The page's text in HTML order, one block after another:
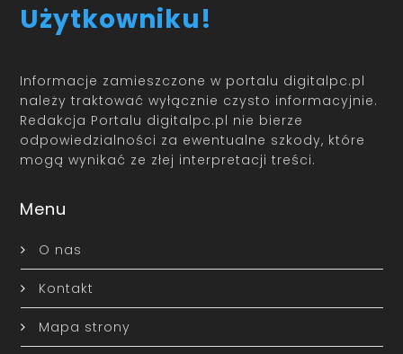
Użytkowniku!
Informacje zamieszczone w portalu digitalpc.pl
należy traktować wyłącznie czysto informacyjnie.
Redakcja Portalu digitalpc.pl nie bierze
odpowiedzialności za ewentualne szkody, które
mogą wynikać ze złej interpretacji treści.
Menu
O nas
Kontakt
Mapa strony